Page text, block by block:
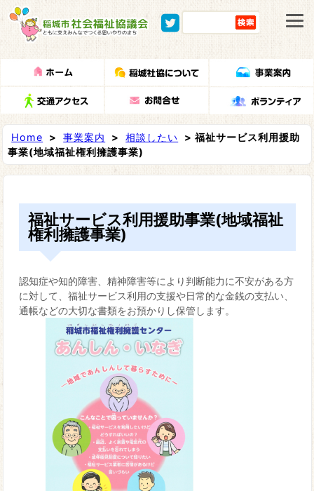
Home > 事業案内 > 相談したい
> 福祉サービス利用援助
事業(地域福祉権利擁護事業)
福祉サービス利用援助事業(地域福祉
権利擁護事業)
認知症や知的障害、精神障害等により判断能力に不安がある方
に対して、福祉サービス利用の支援や日常的な金銭の支払い、
通帳などの大切な書類をお預かりし保管します。